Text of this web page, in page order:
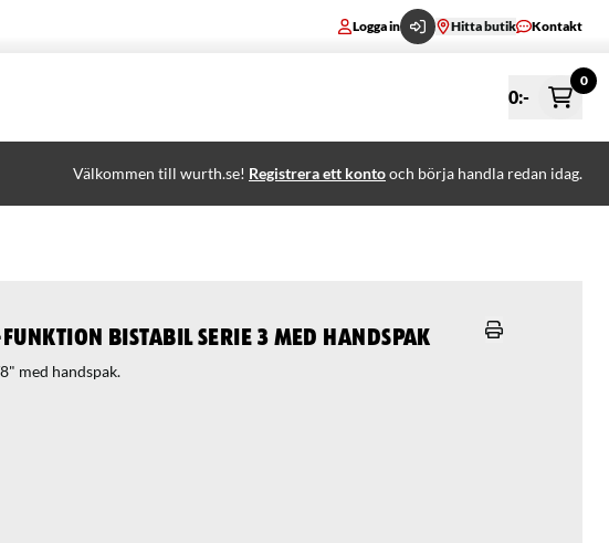
Logga in Hitta butik Kontakt
0:-
0
Välkommen till wurth.se! Registrera ett kontooch börja handla redan idag.
bistabil Serie 3 med handspak
med handspak.